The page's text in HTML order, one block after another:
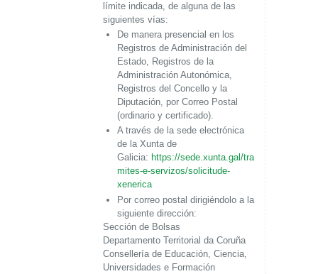
límite indicada, de alguna de las
siguientes vías:
De manera presencial en los
Registros de Administración del
Estado, Registros de la
Administración Autonómica,
Registros del Concello y la
Diputación, por Correo Postal
(ordinario y certificado).
A través de la sede electrónica
de la Xunta de
Galicia: https://sede.xunta.gal/tra
mites-e-servizos/solicitude-
xenerica
Por correo postal dirigiéndolo a la
siguiente dirección:
Sección de Bolsas
Departamento Territorial da Coruña
Consellería de Educación, Ciencia,
Universidades e Formación